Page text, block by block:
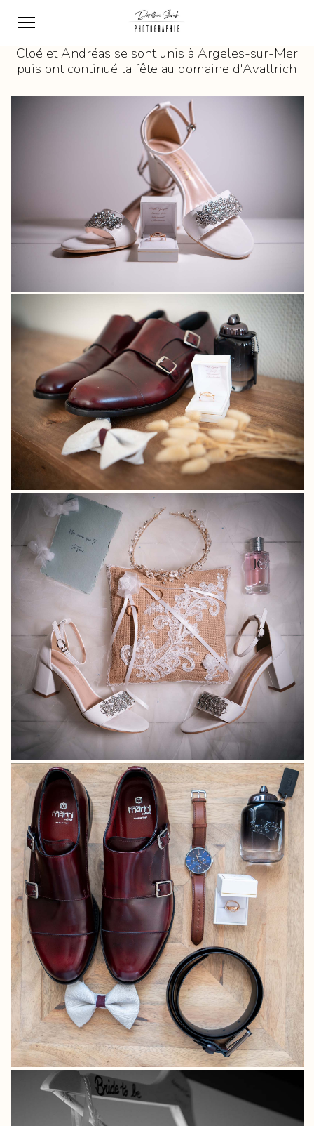
Cloé et Andréas se sont unis à Argeles-sur-Mer
puis ont continué la fête au domaine d'Avallrich